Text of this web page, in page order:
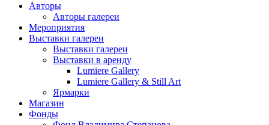
Авторы
Авторы галереи
Мероприятия
Выставки галереи
Выставки галереи
Выставки в аренду
Lumiere Gallery
Lumiere Gallery & Still Art
Ярмарки
Магазин
Фонды